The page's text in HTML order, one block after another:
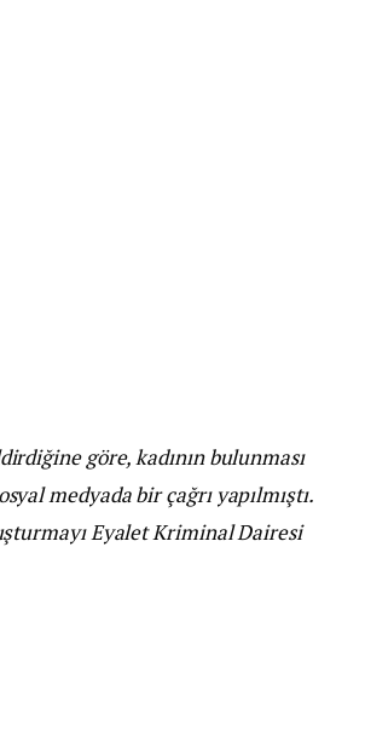
göre, kadının bulunması
medyada bir çağrı yapılmıştı.
Eyalet Kriminal Dairesi